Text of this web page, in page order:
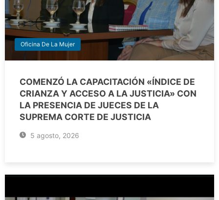
Oficina De La Mujer
COMENZÓ LA CAPACITACIÓN «ÍNDICE DE
CRIANZA Y ACCESO A LA JUSTICIA» CON
LA PRESENCIA DE JUECES DE LA
SUPREMA CORTE DE JUSTICIA
5 agosto, 2026